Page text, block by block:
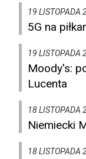
19 LISTOPADA
5G na
19 LISTOPADA
Moody's:
Lucenta
18 LISTOPADA
Niemiecki
18 LISTOPADA